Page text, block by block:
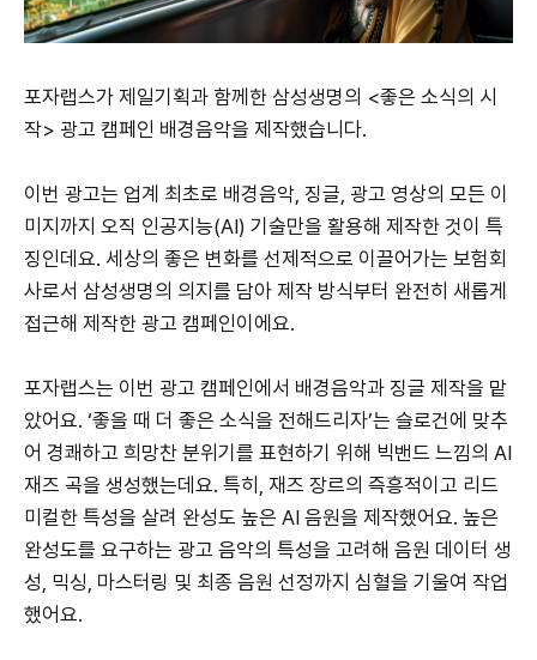
포자랩스가 제일기획과 함께한 삼성생명의 <좋은 소식의 시
작> 광고 캠페인 배경음악을 제작했습니다.
이번 광고는 업계 최초로 배경음악, 징글, 광고 영상의 모든 이
미지까지 오직 인공지능(AI) 기술만을 활용해 제작한 것이 특
징인데요. 세상의 좋은 변화를 선제적으로 이끌어가는 보험회
사로서 삼성생명의 의지를 담아 제작 방식부터 완전히 새롭게
접근해 제작한 광고 캠페인이에요.
포자랩스는 이번 광고 캠페인에서 배경음악과 징글 제작을 맡
았어요. ‘좋을 때 더 좋은 소식을 전해드리자’는 슬로건에 맞추
어 경쾌하고 희망찬 분위기를 표현하기 위해 빅밴드 느낌의 AI
재즈 곡을 생성했는데요. 특히, 재즈 장르의 즉흥적이고 리드
미컬한 특성을 살려 완성도 높은 AI 음원을 제작했어요. 높은
완성도를 요구하는 광고 음악의 특성을 고려해 음원 데이터 생
성, 믹싱, 마스터링 및 최종 음원 선정까지 심혈을 기울여 작업
했어요.